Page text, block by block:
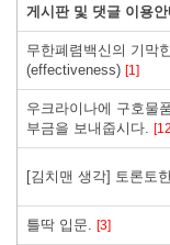
게시판 및 댓글 이용안
무한폐렴백신의 기막
(effectiveness) [1]
우크라이나에 구호물
부금을 보내줍시다.
[김치맨 생각] 토론토
틀딱 입문. [3]